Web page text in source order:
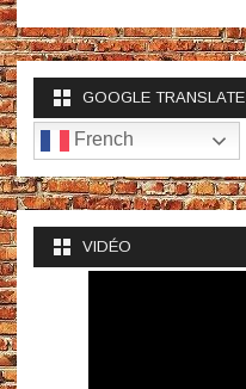
GOOGLE TRANSLATE
French
VIDÉO